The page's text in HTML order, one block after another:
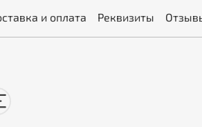
и оплата Реквизиты